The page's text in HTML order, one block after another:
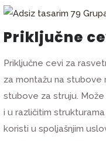
Priključne
Priključne cevi za
za montažu na stubove
stubove za struju.
i u različitim
koristi u spoljašnjim